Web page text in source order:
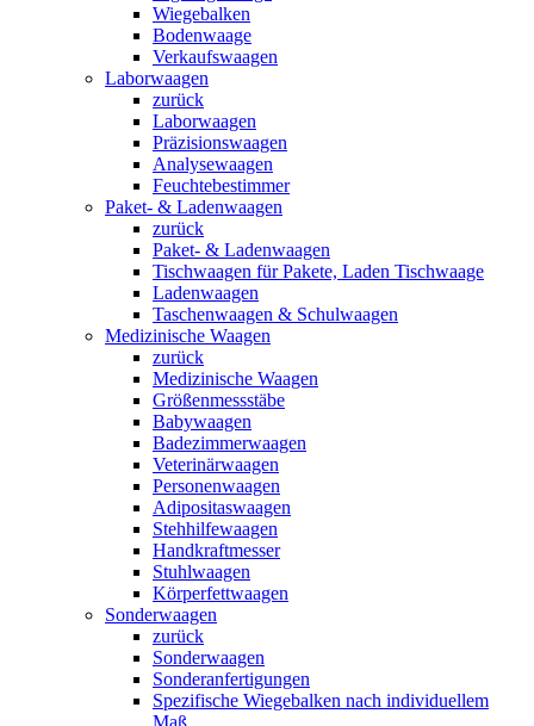
Wiegebalken
Bodenwaage
Verkaufswaagen
Laborwaagen
zurück
Laborwaagen
Präzisionswaagen
Analysewaagen
Feuchtebestimmer
Paket- & Ladenwaagen
zurück
Paket- & Ladenwaagen
Tischwaagen für Pakete, Laden Tischwaage
Ladenwaagen
Taschenwaagen & Schulwaagen
Medizinische Waagen
zurück
Medizinische Waagen
Größenmessstäbe
Babywaagen
Badezimmerwaagen
Veterinärwaagen
Personenwaagen
Adipositaswaagen
Stehhilfewaagen
Handkraftmesser
Stuhlwaagen
Körperfettwaagen
Sonderwaagen
zurück
Sonderwaagen
Sonderanfertigungen
Spezifische Wiegebalken nach individuellem
Maß